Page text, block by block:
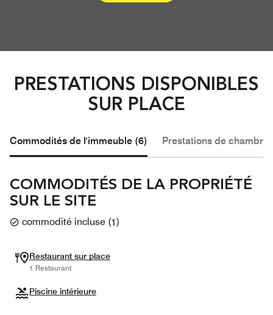
PRESTATIONS DISPONIBLES
SUR PLACE
Commodités de l'immeuble (6) Prestations de chambre
COMMODITÉS DE LA PROPRIÉTÉ
SUR LE SITE
commodité incluse (1)
Restaurant sur place
1 Restaurant
Piscine intérieure